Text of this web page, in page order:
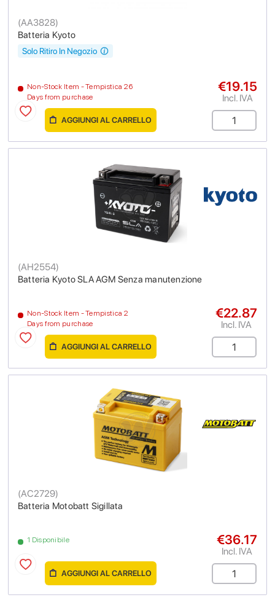
Batteria Kyoto
(AA3828)
Non-Stock Item - Tempistica 26
Days from purchase
Solo Ritiro In Negozio
€19.15
Incl. IVA
AGGIUNGI AL CARRELLO
Batteria Kyoto SLA AGM Senza manutenzione
(AH2554)
Non-Stock Item - Tempistica 2
Days from purchase
€22.87
Incl. IVA
AGGIUNGI AL CARRELLO
Batteria Motobatt Sigillata
(AC2729)
1 Disponibile €36.17
Incl. IVA
AGGIUNGI AL CARRELLO